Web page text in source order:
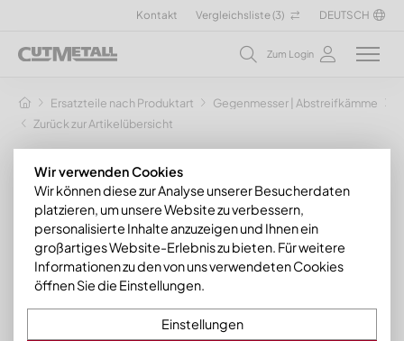
Kontakt Vergleichsliste (3) DEUTSCH
Zum Login
Ersatzteile nach Produktart Gegenmesser | Abstreifkämme
Zurück zur Artikelübersicht
Wir verwenden Cookies
Wir können diese zur Analyse unserer Besucherdaten
platzieren, um unsere Website zu verbessern,
personalisierte Inhalte anzuzeigen und Ihnen ein
großartiges Website-Erlebnis zu bieten. Für weitere
Informationen zu den von uns verwendeten Cookies
öffnen Sie die Einstellungen.
Einstellungen